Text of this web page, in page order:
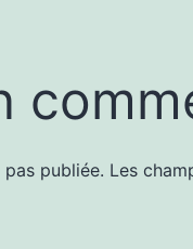
publiée. Les